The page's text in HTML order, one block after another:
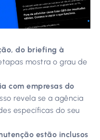
do briefing à
mostra o grau de
com empresas do
revela se a agência
específicas do seu
estão inclusos